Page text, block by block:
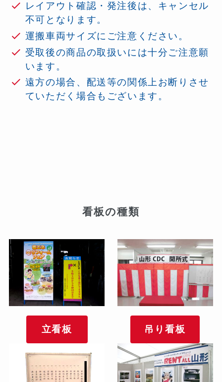
レイアウト確認・発注後は、キャンセル
不可となります。
運搬車両サイズにご注意ください。
受取後の商品の取扱いには十分ご注意願
います。
遠方の場合、配送等の関係上お断りさせ
ていただく場合もございます。
看板の種類
立看板 吊り看板